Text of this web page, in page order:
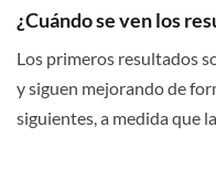
¿Cuándo se ven los
Los primeros resultados
y siguen mejorando de
siguientes, a medida que